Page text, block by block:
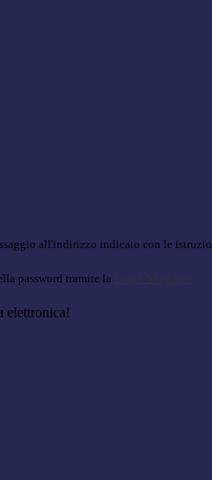
all'indirizzo indicato con le
password tramite la Login Spaggiari
elettronica!